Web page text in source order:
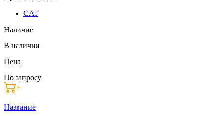
CAT
Наличие
В наличии
Цена
По запросу
Название